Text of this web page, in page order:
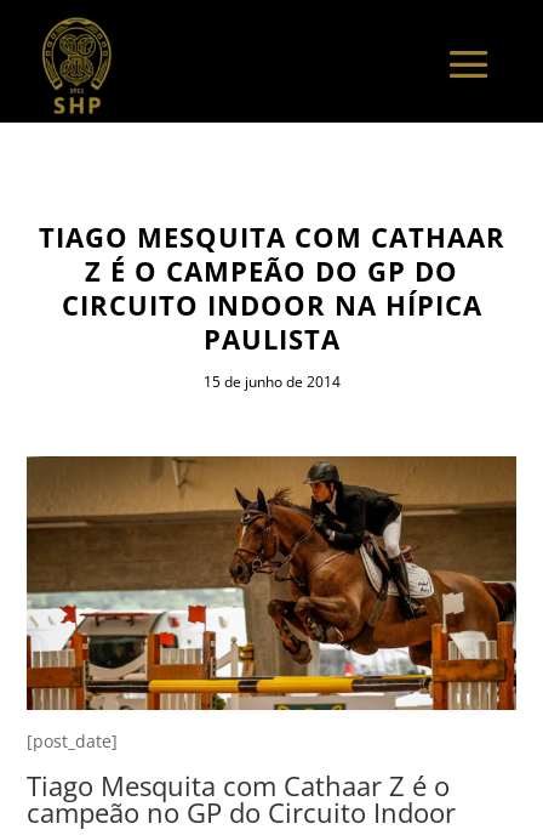
TIAGO MESQUITA COM CATHAAR
Z É O CAMPEÃO DO GP DO
CIRCUITO INDOOR NA HÍPICA
PAULISTA
15 de junho de 2014
[post_date]
Tiago Mesquita com Cathaar Z é o
campeão no GP do Circuito Indoor